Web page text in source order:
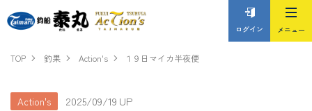
ログイン
TOP 釣果 Action's １９日マイカ半夜便
Action's 2025/09/19 UP